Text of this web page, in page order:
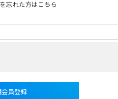
忘れた方はこちら
員登録